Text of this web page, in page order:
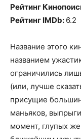
Рейтинг
Рейтинг IMDb: 6.2
Название этого
названием
ограничились
(или, лучше
присущие
маньяков,
момент, глупых